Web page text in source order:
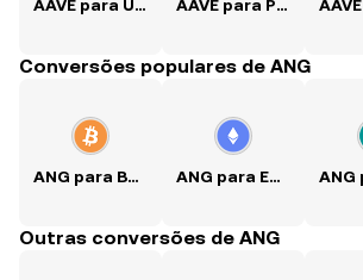
AAVE para USD AAVE para PKR
Conversões populares de ANG
ANG para BTC ANG para ETH
Outras conversões de ANG